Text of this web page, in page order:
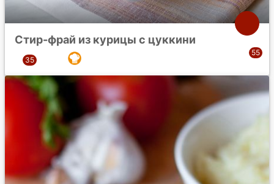
Стир-фрай из курицы с цуккини